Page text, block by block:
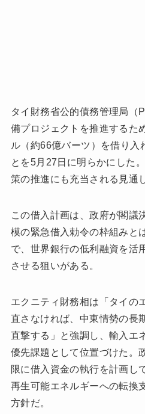
タイ財務省公的債務管理局（
備プロジェクトを推進するた
ル（約66億バーツ）を借り入
とを5月27日に明らかにした
策の推進にも充当される見通
この借入計画は、政府が閣議
模の緊急借入勅令の枠組みと
で、世界銀行の低利融資を活
させる狙いがある。
エクニティ財務相は「タイの
直さなければ、中東情勢の長
直撃する」と強調し、輸入エ
優先課題として位置づけた。
限に借入資金の執行を計画し
再生可能エネルギーへの転換
方針だ。